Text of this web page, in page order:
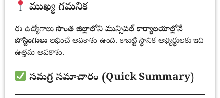
ముఖ్య గమనిక
ఈ ఉద్యోగాలు సొంత జిల్లాలోని మున్సిపల్ కార్యాలయాల్లోనే
పోస్టింగులు లభించే అవకాశం ఉంది. కాబట్టి స్థానిక అభ్యర్థులకు ఇది
ఉత్తమ అవకాశం.
సమగ్ర సమాచారం (Quick Summary)